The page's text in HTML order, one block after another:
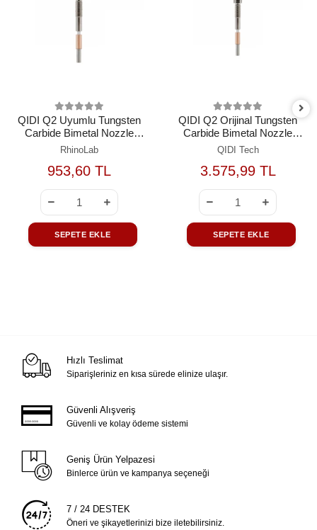
QIDI Q2 Uyumlu Tungsten
Carbide Bimetal Nozzle
0.8mm
RhinoLab
953,60 TL
SEPETE EKLE
QIDI Q2 Orijinal Tungsten
Carbide Bimetal Nozzle
0.8mm
QIDI Tech
3.575,99 TL
SEPETE EKLE
Hızlı Teslimat
Siparişleriniz en kısa sürede elinize ulaşır.
Güvenli Alışveriş
Güvenli ve kolay ödeme sistemi
Geniş Ürün Yelpazesi
Binlerce ürün ve kampanya seçeneği
7 / 24 DESTEK
Öneri ve şikayetlerinizi bize iletebilirsiniz.